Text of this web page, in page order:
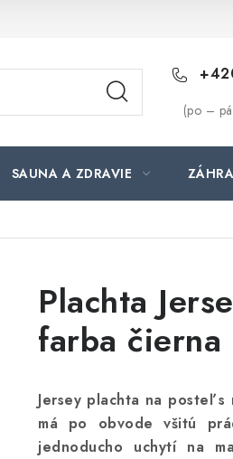
zákazníkov
(po –
SAUNA A ZDRAVIE
Plachta
farba čierna
Jersey plachta na posteľ
má po obvode všitú
jednoducho uchytí na